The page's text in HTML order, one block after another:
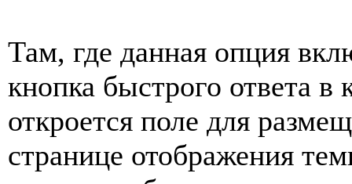
Там, где данная опция
кнопка быстрого ответа
откроется поле для
странице отображения